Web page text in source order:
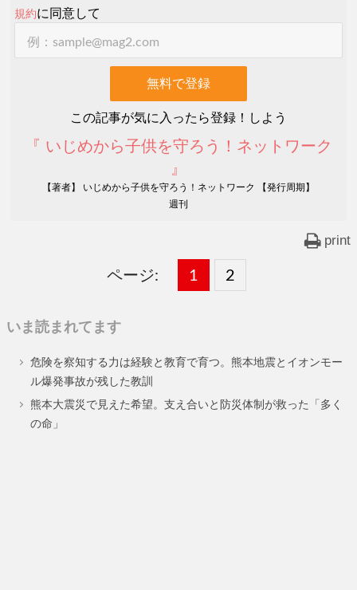
規約に同意して
この記事が気に入ったら登録！しよう
『 いじめから子供を守ろう！ネットワーク
』
【著者】 いじめから子供を守ろう！ネットワーク 【発行周期】
週刊
print
ページ:
固
ー
ジ
1 ,
固
ー
ジ
2
いま読まれてます
危険を察知する力は経験と教育で育つ。熊本地震とイオンモー
ル爆発事故が残した教訓
熊本大震災で見えた希望。支え合いと防災体制が救った「多く
の命」